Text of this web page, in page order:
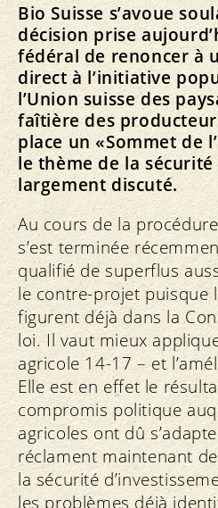
Bio Suisse s’avoue
décision prise
fédéral de renoncer à
direct à l’initiative
l’Union suisse des
faîtière des
place un «Sommet de
le thème de la
largement discuté.
Au cours de la
s’est terminée
qualifié de superflus
le contre-projet puisque
figurent déjà dans la
loi. Il vaut mieux
agricole 14-17 – et
Elle est en effet le
compromis politique
agricoles ont dû
réclament maintenant
la sécurité
les problèmes déjà